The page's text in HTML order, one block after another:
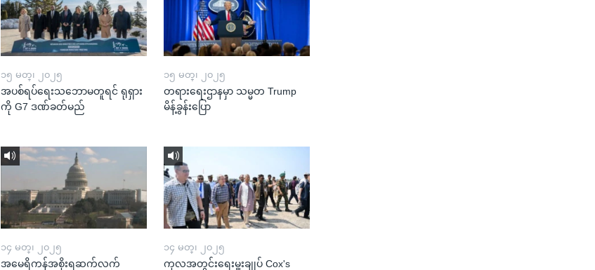
၁၅ မတ္၊ ၂၀၂၅
အပစ်ရပ်ရေးသဘောမတူရင် ရုရှား
ကို G7 ဒဏ်ခတ်မည်
၁၅ မတ္၊ ၂၀၂၅
တရားရေးဌာနမှာ သမ္မတ Trump
မိန့်ခွန်းပြော
၁၄ မတ္၊ ၂၀၂၅
အမေရိကန်အစိုးရဆက်လက်
၁၄ မတ္၊ ၂၀၂၅
ကုလအတွင်းရေးမှူးချုပ် Cox's